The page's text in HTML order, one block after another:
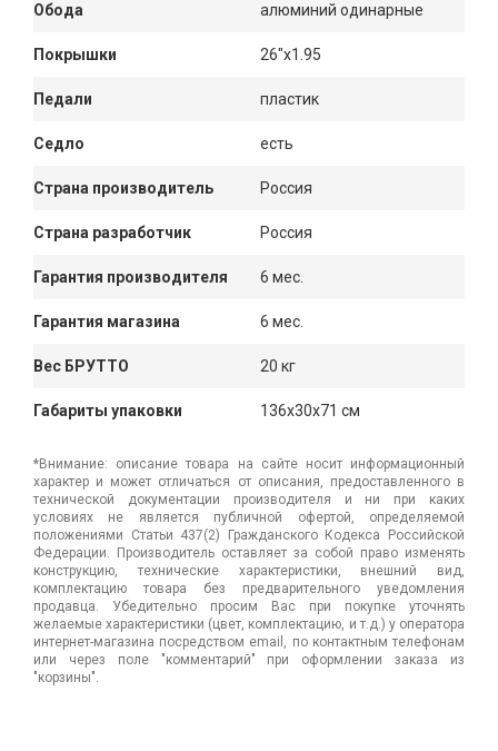
Обода алюминий одинарные
Покрышки 26"x1.95
Педали пластик
Седло есть
Страна производитель Россия
Страна разработчик Россия
Гарантия производителя 6 мес.
Гарантия магазина 6 мес.
Вес БРУТТО 20 кг
Габариты упаковки 136x30x71 см
*Внимание: описание товара на сайте носит информационный
характер и может отличаться от описания, предоставленного в
технической документации производителя и ни при каких
условиях не является публичной офертой, определяемой
положениями Статьи 437(2) Гражданского Кодекса Российской
Федерации. Производитель оставляет за собой право изменять
конструкцию, технические характеристики, внешний вид,
комплектацию товара без предварительного уведомления
продавца. Убедительно просим Вас при покупке уточнять
желаемые характеристики (цвет, комплектацию, и т.д.) у оператора
интернет-магазина посредством email, по контактным телефонам
или через поле "комментарий" при оформлении заказа из
"корзины".